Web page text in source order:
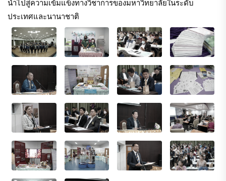
นำไปสู่ความเข้มแข็งทางวิชาการของมหาวิทยาลัยในระดับ
ประเทศและนานาชาติ